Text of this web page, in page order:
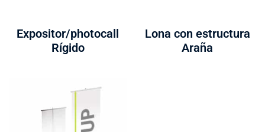
Expositor/photocall
Rígido
Lona con estructura
Araña